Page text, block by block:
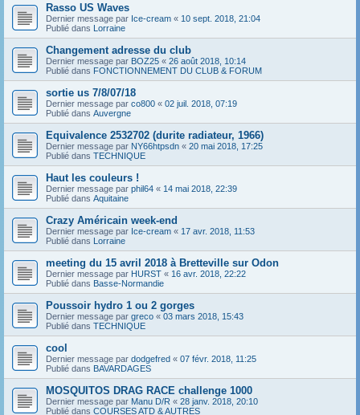
Rasso US Waves
Dernier message par Ice-cream « 10 sept. 2018, 21:04
Publié dans Lorraine
Changement adresse du club
Dernier message par BOZ25 « 26 août 2018, 10:14
Publié dans FONCTIONNEMENT DU CLUB & FORUM
sortie us 7/8/07/18
Dernier message par co800 « 02 juil. 2018, 07:19
Publié dans Auvergne
Equivalence 2532702 (durite radiateur, 1966)
Dernier message par NY66htpsdn « 20 mai 2018, 17:25
Publié dans TECHNIQUE
Haut les couleurs !
Dernier message par phil64 « 14 mai 2018, 22:39
Publié dans Aquitaine
Crazy Américain week-end
Dernier message par Ice-cream « 17 avr. 2018, 11:53
Publié dans Lorraine
meeting du 15 avril 2018 à Bretteville sur Odon
Dernier message par HURST « 16 avr. 2018, 22:22
Publié dans Basse-Normandie
Poussoir hydro 1 ou 2 gorges
Dernier message par greco « 03 mars 2018, 15:43
Publié dans TECHNIQUE
cool
Dernier message par dodgefred « 07 févr. 2018, 11:25
Publié dans BAVARDAGES
MOSQUITOS DRAG RACE challenge 1000
Dernier message par Manu D/R « 28 janv. 2018, 20:10
Publié dans COURSES ATD & AUTRES